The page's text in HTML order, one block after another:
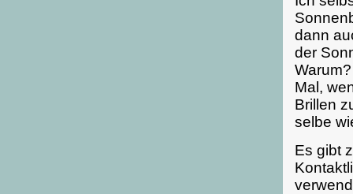
dann
der
Mal,
Brillen
selbe
Es gibt